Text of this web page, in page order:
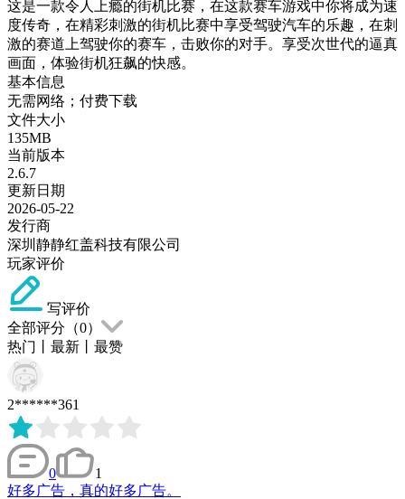
这是一款令人上瘾的街机比赛，在这款赛车游戏中你将成为速
度传奇，在精彩刺激的街机比赛中享受驾驶汽车的乐趣，在刺
激的赛道上驾驶你的赛车，击败你的对手。享受次世代的逼真
画面，体验街机狂飙的快感。
基本信息
无需网络；付费下载
文件大小
135MB
当前版本
2.6.7
更新日期
2026-05-22
发行商
深圳静静红盖科技有限公司
玩家评价
写评价
全部评分（0）
热门
最新 最赞
2******361
0
1
好多广告，真的好多广告。